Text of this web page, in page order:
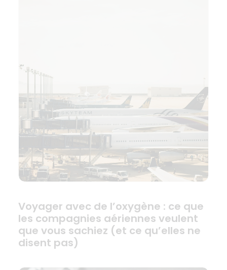
Voyager avec de l’oxygène : ce que
les compagnies aériennes veulent
que vous sachiez (et ce qu’elles ne
disent pas)